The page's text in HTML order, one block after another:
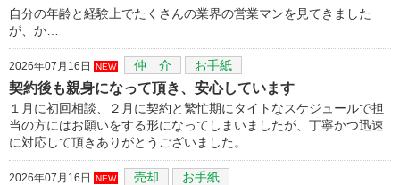
自分の年齢と経験上でたくさんの業界の営業マンを見てきました
が、か…
2026年07月16日 NEW 仲 介 お手紙
契約後も親身になって頂き、安心しています
１月に初回相談、２月に契約と繁忙期にタイトなスケジュールで担
当の方にはお願いをする形になってしまいましたが、丁寧かつ迅速
に対応して頂きありがとうございました。
2026年07月16日 NEW 売却 お手紙